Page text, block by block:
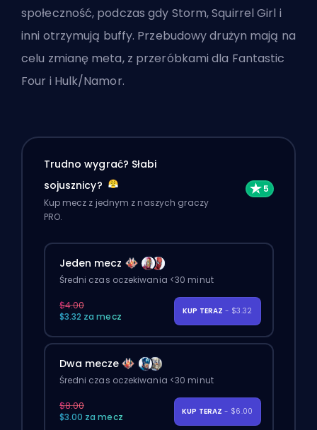
społeczność, podczas gdy Storm, Squirrel Girl i
inni otrzymują buffy. Przebudowy drużyn mają na
celu zmianę meta, z przeróbkami dla Fantastic
Four i Hulk/Namor.
Trudno wygrać? Słabi
sojusznicy?
Kup mecz z jednym z naszych graczy
PRO.
Jeden mecz
Średni czas oczekiwania <30 minut
$4.00
$3.32 za mecz
KUP TERAZ - $3.32
Dwa mecze
Średni czas oczekiwania <30 minut
$8.00
$3.00 za mecz
KUP TERAZ - $6.00